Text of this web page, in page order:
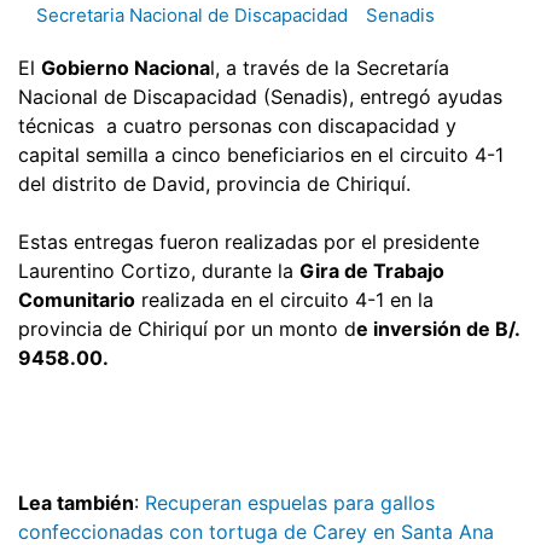
Secretaria Nacional de Discapacidad Senadis
El Gobierno Nacional, a través de la Secretaría
Nacional de Discapacidad (Senadis), entregó ayudas
técnicas a cuatro personas con discapacidad y
capital semilla a cinco beneficiarios en el circuito 4-1
del distrito de David, provincia de Chiriquí.
Estas entregas fueron realizadas por el presidente
Laurentino Cortizo, durante la Gira de Trabajo
Comunitario realizada en el circuito 4-1 en la
provincia de Chiriquí por un monto de inversión de B/.
9458.00.
Lea también: Recuperan espuelas para gallos
confeccionadas con tortuga de Carey en Santa Ana